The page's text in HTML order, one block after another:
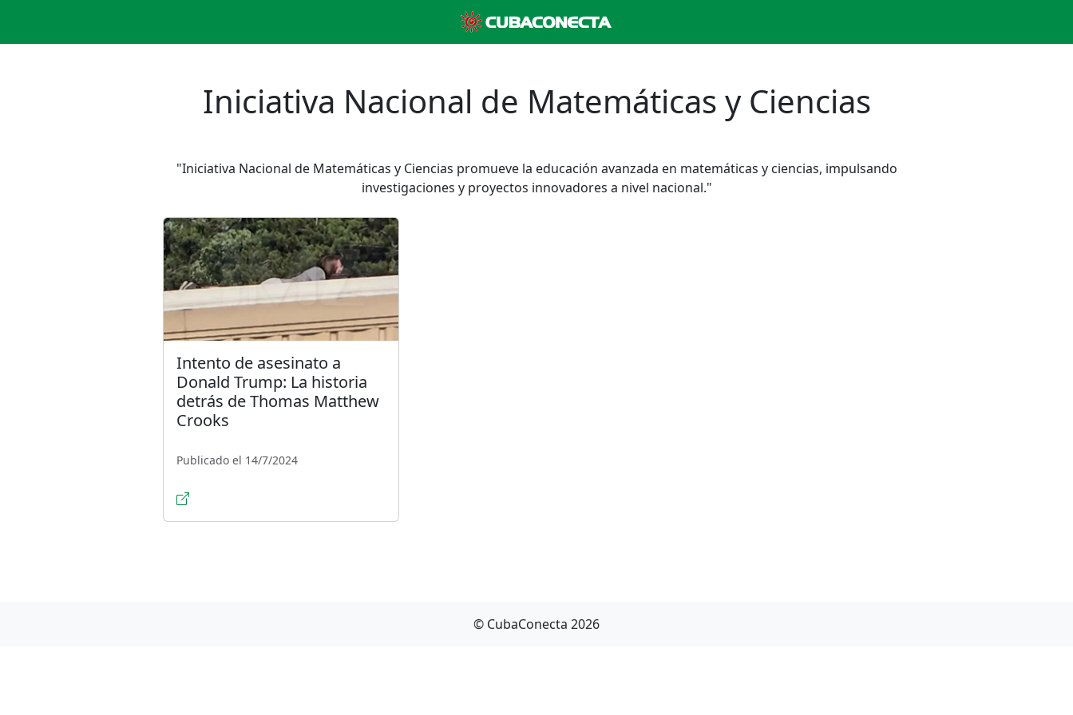
Iniciativa Nacional de Matemáticas y Ciencias
"Iniciativa Nacional de Matemáticas y Ciencias promueve la educación avanzada en matemáticas y ciencias, impulsando
investigaciones y proyectos innovadores a nivel nacional."
Intento de asesinato a
Donald Trump: La historia
detrás de Thomas Matthew
Crooks
Publicado el 14/7/2024
© CubaConecta 2026